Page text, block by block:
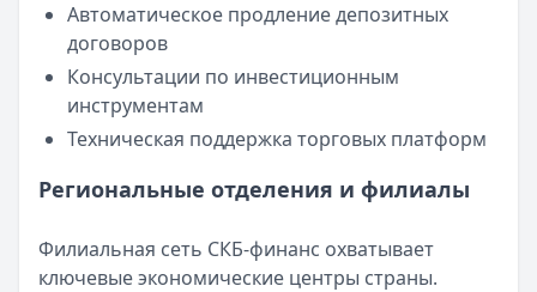
Автоматическое продление депозитных
договоров
Консультации по инвестиционным
инструментам
Техническая поддержка торговых платформ
Региональные отделения и филиалы
Филиальная сеть СКБ-финанс охватывает
ключевые экономические центры страны.